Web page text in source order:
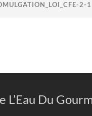
2-1
L’Eau Du